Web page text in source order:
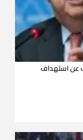
عن استهداف